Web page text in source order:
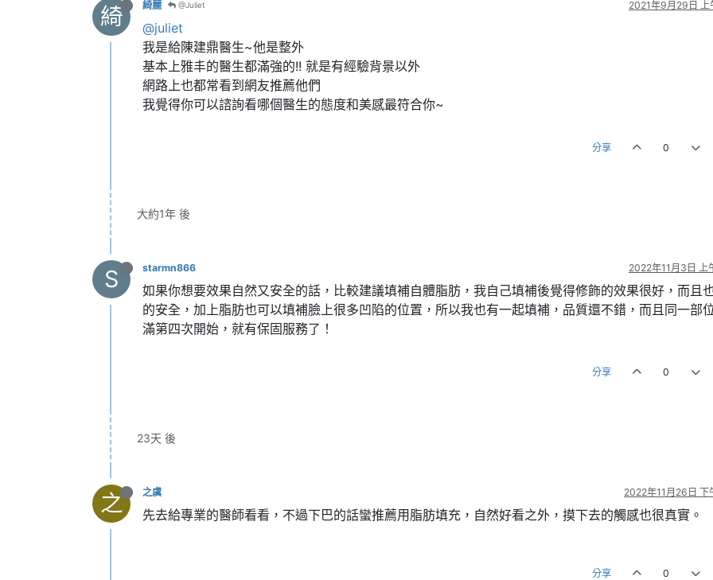
綺 綺麗 @Juliet 2021年9月29日 上
@juliet
我是給陳建鼎醫生~他是整外
基本上雅丰的醫生都滿強的!! 就是有經驗背景以外
網路上也都常看到網友推薦他們
我覺得你可以諮詢看哪個醫生的態度和美感最符合你~
分享 0
大約1年 後
S starmn866 2022年11月3日 上
如果你想要效果自然又安全的話，比較建議填補自體脂肪，我自己填補後覺得修飾的效果很好，而且
的安全，加上脂肪也可以填補臉上很多凹陷的位置，所以我也有一起填補，品質還不錯，而且同一部
滿第四次開始，就有保固服務了！
分享 0
23天 後
之 之虞 2022年11月26日 下
先去給專業的醫師看看，不過下巴的話蠻推薦用脂肪填充，自然好看之外，摸下去的觸感也很真實。
分享 0